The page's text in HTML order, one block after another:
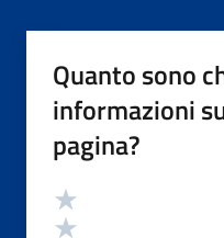
Quanto sono
informazioni
pagina?
Valutazione